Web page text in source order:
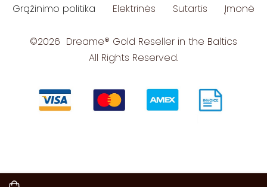
Grąžinimo politika
Elektrinės Sutartis Įmonė
©2026 Dreame® Gold Reseller in the Baltics
All Rights Reserved.